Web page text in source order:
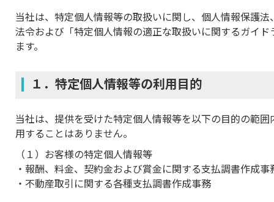
当社は、特定個人情報等の取扱いに関し、個人情報保護
法令および「特定個人情報の適正な取扱いに関するガイ
ます。
１．特定個人情報等の利用目的
当社は、提供を受けた特定個人情報等を以下の目的の範
用することはありません。
（１）お客様の特定個人情報等
報酬、料金、契約金および賞金に関する支払調書作成事
不動産取引に関する各種支払調書作成事務